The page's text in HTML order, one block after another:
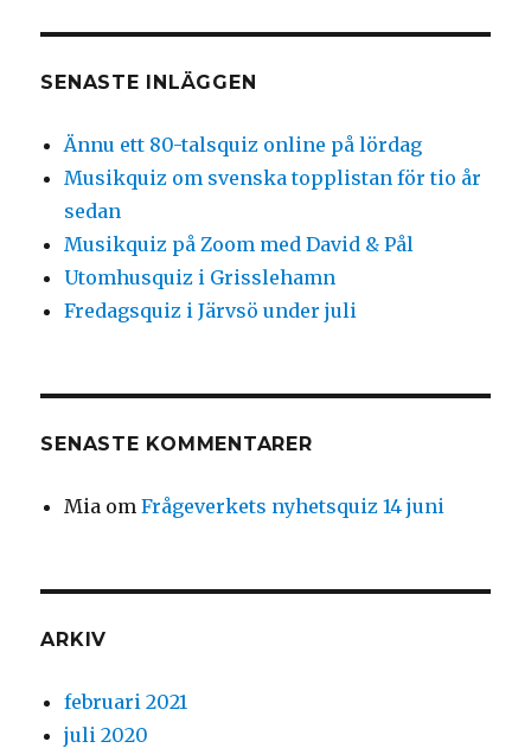
SENASTE INLÄGGEN
Ännu ett 80-talsquiz online på lördag
Musikquiz om svenska topplistan för tio år
sedan
Musikquiz på Zoom med David & Pål
Utomhusquiz i Grisslehamn
Fredagsquiz i Järvsö under juli
SENASTE KOMMENTARER
Mia omFrågeverkets nyhetsquiz 14 juni
ARKIV
februari 2021
juli 2020